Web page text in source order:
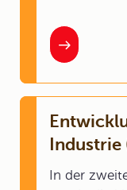
Industrie
In der